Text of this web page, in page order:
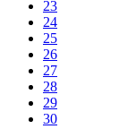
23
24
25
26
27
28
29
30